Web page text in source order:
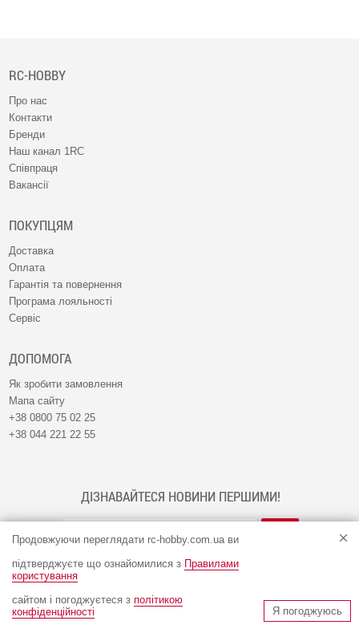
Продовжуючи переглядати rc-hobby.com.ua ви
підтверджуєте що ознайомилися з Правилами
користування
сайтом і погоджуєтеся з політикою
конфіденційності
Я погоджуюсь
RC-HOBBY
Про нас
Контакти
Бренди
Наш канал 1RC
Співпраця
Вакансії
ПОКУПЦЯМ
Доставка
Оплата
Гарантія та повернення
Програма лояльності
Сервіс
ДОПОМОГА
Як зробити замовлення
Мапа сайту
+38 0800 75 02 25
+38 044 221 22 55
ДІЗНАВАЙТЕСЯ НОВИНИ ПЕРШИМИ!
© Інтернет-магазин RC-HOBBY 2009 - 2026